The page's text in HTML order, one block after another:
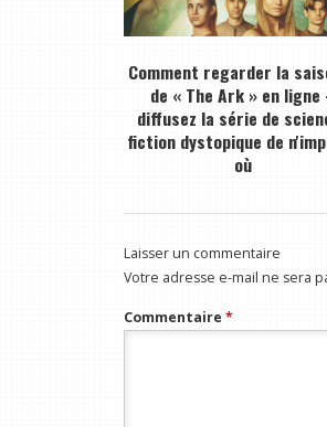
Comment regarder la
de « The Ark » en ligne
diffusez la série de
fiction dystopique de
où
Laisser un commentaire
Votre adresse e-mail ne sera
Commentaire *